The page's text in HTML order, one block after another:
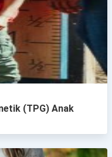
(TPG) Anak